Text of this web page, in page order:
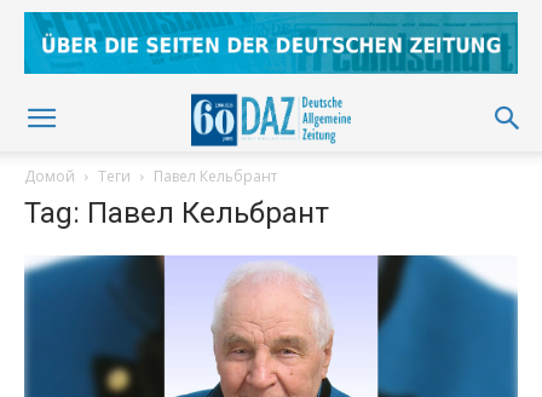
Домой Теги Павел Кельбрант
Tag: Павел Кельбрант